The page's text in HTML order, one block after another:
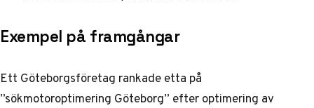
Exempel på framgångar
Ett Göteborgsföretag rankade etta på
”sökmotoroptimering Göteborg” efter optimering av